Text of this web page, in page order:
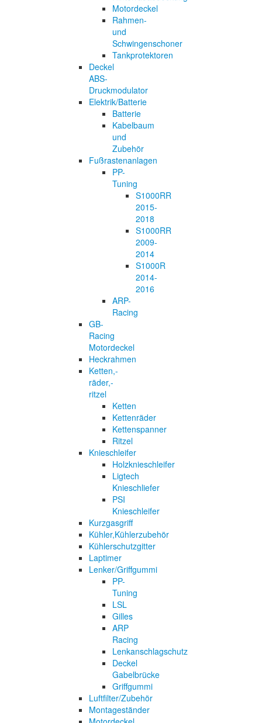
Motordeckel
Rahmen-
und
Schwingenschoner
Tankprotektoren
Deckel
ABS-
Druckmodulator
Elektrik/Batterie
Batterie
Kabelbaum
und
Zubehör
Fußrastenanlagen
PP-
Tuning
S1000RR
2015-
2018
S1000RR
2009-
2014
S1000R
2014-
2016
ARP-
Racing
GB-
Racing
Motordeckel
Heckrahmen
Ketten,-
räder,-
ritzel
Ketten
Kettenräder
Kettenspanner
Ritzel
Knieschleifer
Holzknieschleifer
Ligtech
Knieschliefer
PSI
Knieschleifer
Kurzgasgriff
Kühler,Kühlerzubehör
Kühlerschutzgitter
Laptimer
Lenker/Griffgummi
PP-
Tuning
LSL
Gilles
ARP
Racing
Lenkanschlagschutz
Deckel
Gabelbrücke
Griffgummi
Luftfilter/Zubehör
Montageständer